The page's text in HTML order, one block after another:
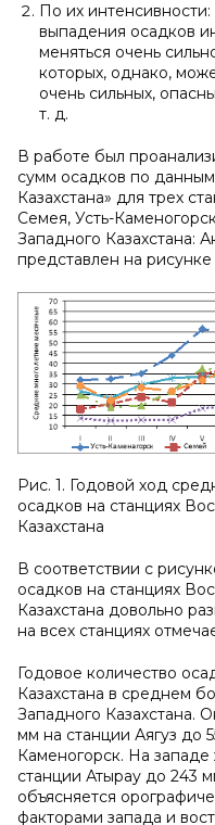
По их
выпадения осадков
меняться очень
которых, однако,
очень сильных,
т. д.
В работе был
сумм осадков по
Казахстана» для трех
Семея, Усть-
Западного Казахстана:
представлен на рисунке
Рис. 1. Годовой ход
осадков на станциях
Казахстана
В соответствии с
осадков на станциях
Казахстана довольно
на всех станциях
Годовое количество
Казахстана в среднем
Западного Казахстана.
мм на станции Аягуз до
Каменогорск. На
станции Атырау до 243
объясняется
факторами запада и